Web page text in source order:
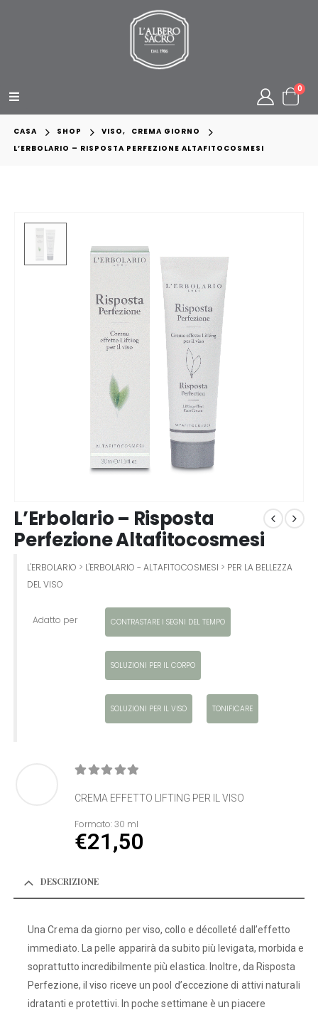
0
CASA SHOP VISO,
CREMA GIORNO
L’ERBOLARIO – RISPOSTA PERFEZIONE ALTAFITOCOSMESI
L’Erbolario – Risposta
Perfezione Altafitocosmesi
L'ERBOLARIO > L'ERBOLARIO - ALTAFITOCOSMESI > PER LA BELLEZZA
DEL VISO
Adatto per CONTRASTARE I SEGNI DEL TEMPO
SOLUZIONI PER IL CORPO
SOLUZIONI PER IL VISO TONIFICARE
CREMA EFFETTO LIFTING PER IL VISO
Formato:30 ml
€21,50
DESCRIZIONE
Una Crema da giorno per viso, collo e décolleté dall’effetto
immediato. La pelle apparirà da subito più levigata, morbida e
soprattutto incredibilmente più elastica. Inoltre, da Risposta
Perfezione, il viso riceve un pool d’eccezione di attivi naturali
idratanti e protettivi. In poche settimane è un piacere